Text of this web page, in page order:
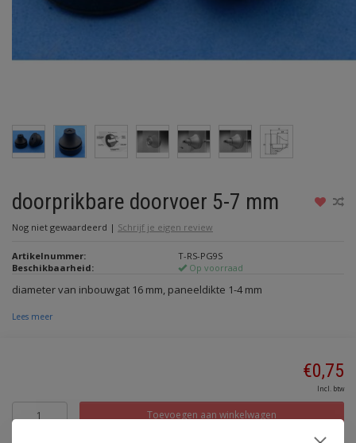
doorprikbare doorvoer 5-7 mm
Nog niet gewaardeerd | Schrijf je eigen review
Artikelnummer:
T-RS-PG9S
Beschikbaarheid:
Op voorraad
diameter van inbouwgat 16 mm, paneeldikte 1-4 mm
Lees meer
€0,75
Incl. btw
Toevoegen aan winkelwagen